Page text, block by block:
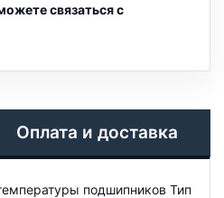
связаться с
Оплата и доставка
подшипников Тип